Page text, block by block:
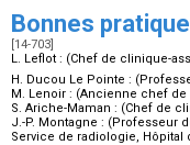
Bonnes
[14-703]
L. Leflot : (Chef de clinique-
H. Ducou Le Pointe :
M. Lenoir : (Ancienne chef de
S. Ariche-Maman : (Chef de
J.-P. Montagne : (Professeur
Service de radiologie, Hôpital